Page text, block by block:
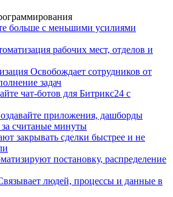
больше с меньшими усилиями
рабочих мест, отделов и
Освобождает сотрудников от
задач
чат-ботов для Битрикс24 с
приложения, дашборды
за считаные минуты
закрывать сделки быстрее и не
постановку, распределение
людей, процессы и данные в